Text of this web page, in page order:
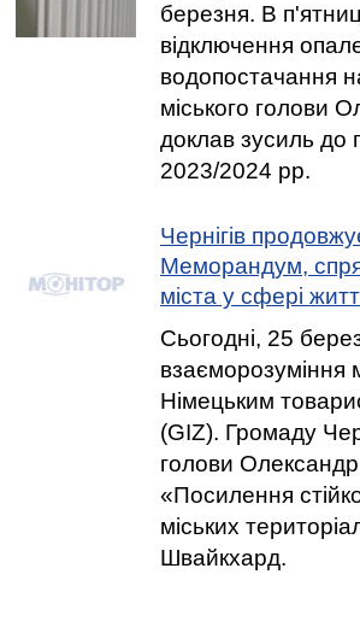
березня. В
відключення
водопостачання
міського голови
доклав зусиль до
2023/2024 рр.
Чернігів
Меморандум,
міста у сфері
Сьогодні, 25
взаєморозуміння
Німецьким
(GIZ). Громаду
голови
«Посилення
міських
Швайкхард.